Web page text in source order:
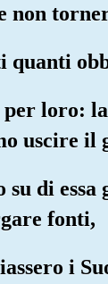
non
quanti
per loro:
uscire il
su di
fonti,
i